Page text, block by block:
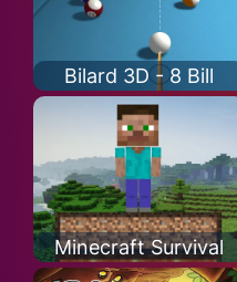
Bilard 3D - 8 Bill
Minecraft Survival